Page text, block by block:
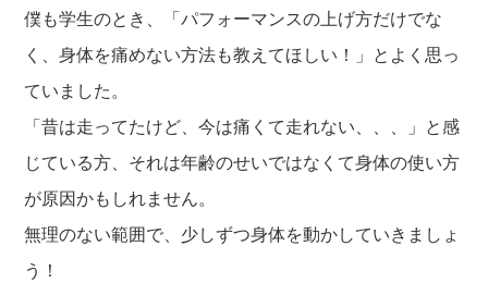
僕も学生のとき、「パフォーマンスの上げ方だけでな
く、身体を痛めない方法も教えてほしい！」とよく思っ
ていました。
「昔は走ってたけど、今は痛くて走れない、、、」と感
じている方、それは年齢のせいではなくて身体の使い方
が原因かもしれません。
無理のない範囲で、少しずつ身体を動かしていきましょ
う！